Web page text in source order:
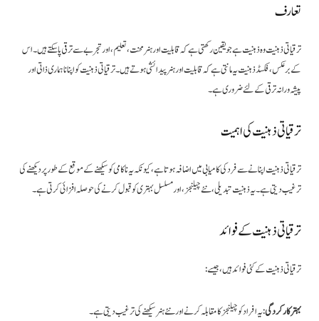
تعارف
ترقیاتی ذہنیت وہ ذہنیت ہے جو یقین رکھتی ہے کہ قابلیت اور ہنر محنت، تعلیم، اور تجربے سے ترقی پا سکتے ہیں۔ اس
کے برعکس، فکسڈ ذہنیت یہ مانتی ہے کہ قابلیت اور ہنر پیدائشی ہوتے ہیں۔ ترقیاتی ذہنیت کو اپنانا ہماری ذاتی اور
پیشہ ورانہ ترقی کے لئے ضروری ہے۔
ترقیاتی ذہنیت کی اہمیت
ترقیاتی ذہنیت اپنانے سے فرد کی کامیابی میں اضافہ ہوتا ہے، کیونکہ یہ ناکامی کو سیکھنے کے موقع کے طور پر دیکھنے کی
ترغیب دیتی ہے۔ یہ ذہنیت تبدیلی، نئے چیلنجز، اور مسلسل بہتری کو قبول کرنے کی حوصلہ افزائی کرتی ہے۔
ترقیاتی ذہنیت کے فوائد
ترقیاتی ذہنیت کے کئی فوائد ہیں، جیسے:
بہتر کارکردگی: یہ افراد کو چیلنجز کا مقابلہ کرنے اور نئے ہنر سیکھنے کی ترغیب دیتی ہے۔